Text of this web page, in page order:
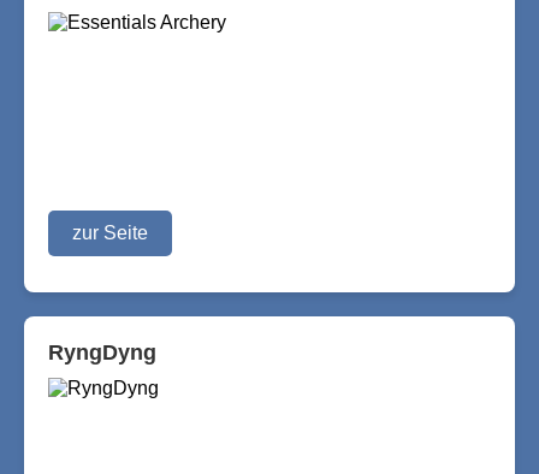
zur Seite
RyngDyng